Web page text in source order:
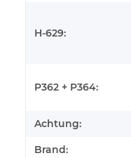
H-629:
P362 + P364:
Achtung:
Brand: